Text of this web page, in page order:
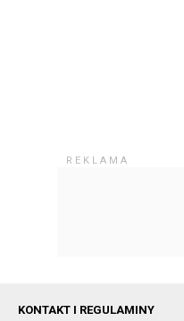
KONTAKT I REGULAMINY